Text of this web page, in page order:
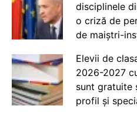
disciplinele
o criză de
de maiștri-
Elevii de
2026-2027
sunt gratuite
profil și